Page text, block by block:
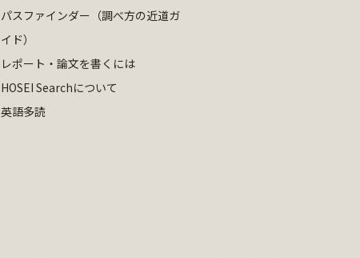
パスファインダー（調べ方の近道ガ
イド）
レポート・論文を書くには
HOSEI Searchについて
英語多読